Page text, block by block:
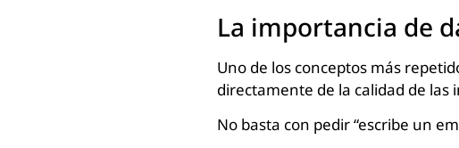
La importancia de
Uno de los conceptos más
directamente de la calidad de las
No basta con pedir “escribe un